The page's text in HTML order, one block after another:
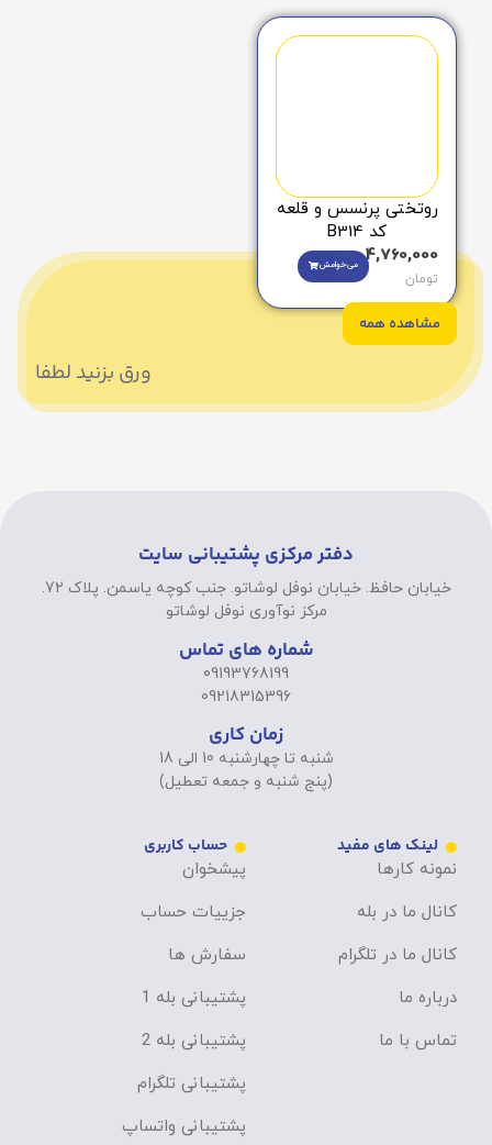
روتختی پرنسس و قلعه
کد B314
4,760,000
تومان
می‌خوامش
مشاهده همه
ورق بزنید لطفا
دفتر مرکزی پشتیبانی سایت
خیابان حافظ. خیابان نوفل لوشاتو. جنب کوچه یاسمن. پلاک 72.
مرکز نوآوری نوفل لوشاتو
شماره های تماس
09193768199
09218315396
زمان کاری
شنبه تا چهارشنبه 10 الی 18
(پنج شنبه و جمعه تعطیل)
لینک های مفید
نمونه کارها
کانال ما در بله
کانال ما در تلگرام
درباره ما
تماس با ما
حساب کاربری
پیشخوان
جزییات حساب
سفارش ها
پشتیبانی بله 1
پشتیبانی بله 2
پشتیبانی تلگرام
پشتیبانی واتساپ